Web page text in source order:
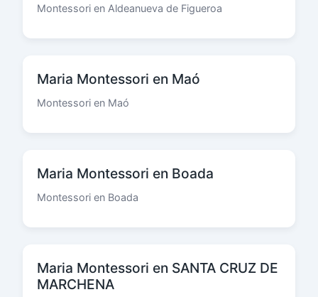
Montessori en Aldeanueva de Figueroa
Maria Montessori en Maó
Montessori en Maó
Maria Montessori en Boada
Montessori en Boada
Maria Montessori en SANTA CRUZ DE
MARCHENA